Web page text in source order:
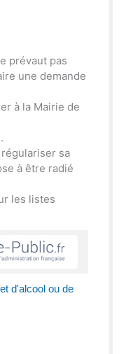
prévaut pas
une demande
à la Mairie de
sa
à être radié
les listes
d'alcool ou de